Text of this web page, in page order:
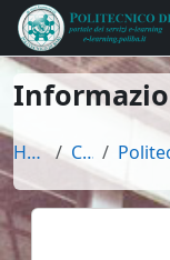
Vai al contenuto
Home Corsi